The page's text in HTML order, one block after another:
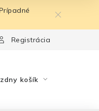
Registrácia
košík